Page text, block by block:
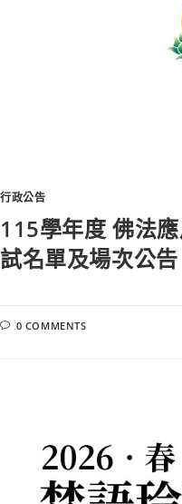
行政公告
115學年度 佛法
試名單及場次公告
0 COMMENTS